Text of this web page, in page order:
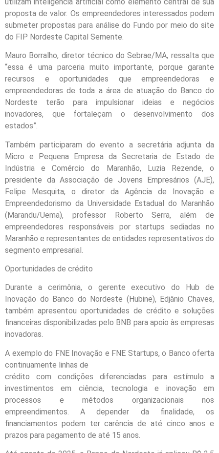
proposta de valor. Os empreendedores interessados podem
submeter propostas para análise do Fundo por meio do site
do FIP Nordeste Capital Semente.
Mauro Borralho, diretor técnico do Sebrae/MA, ressalta que
“essa é uma parceria muito importante, porque garante
recursos e oportunidades que empreendedoras e
empreendedoras de toda a área de atuação do Banco do
Nordeste terão para impulsionar ideias e negócios
inovadores, que fortaleçam o desenvolvimento dos
estados”.
Também participaram do evento a secretária adjunta da
Micro e Pequena Empresa da Secretaria de Estado de
Indústria e Comércio do Maranhão, Luzia Rezende, o
presidente da Associação de Jovens Empresários (AJE),
Felipe Mesquita, o diretor da Agência de Inovação e
Empreendedorismo da Universidade Estadual do Maranhão
(Marandu/Uema), professor Roberto Serra, além de
empreendedores responsáveis por startups sediadas no
Maranhão e representantes de entidades representativos do
segmento empresarial.
Oportunidades de crédito
Durante a cerimônia, o gerente executivo do Hub de
Inovação do Banco do Nordeste (Hubine), Edjânio Chaves,
também apresentou oportunidades de crédito e soluções
financeiras disponibilizadas pelo BNB para apoio às empresas
inovadoras.
A exemplo do FNE Inovação e FNE Startups, o Banco oferta
continuamente linhas de
crédito com condições diferenciadas para estímulo a
investimentos em ciência, tecnologia e inovação em
processos e métodos organizacionais nos
empreendimentos. A depender da finalidade, os
financiamentos podem ter carência de até cinco anos e
prazos para pagamento de até 15 anos.